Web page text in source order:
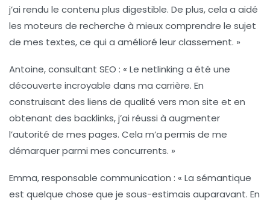
j’ai rendu le contenu plus digestible. De plus, cela a aidé
les moteurs de recherche à mieux comprendre le sujet
de mes textes, ce qui a amélioré leur classement. »
Antoine, consultant SEO : « Le netlinking a été une
découverte incroyable dans ma carrière. En
construisant des liens de qualité vers mon site et en
obtenant des backlinks, j’ai réussi à augmenter
l’autorité de mes pages. Cela m’a permis de me
démarquer parmi mes concurrents. »
Emma, responsable communication : « La sémantique
est quelque chose que je sous-estimais auparavant. En